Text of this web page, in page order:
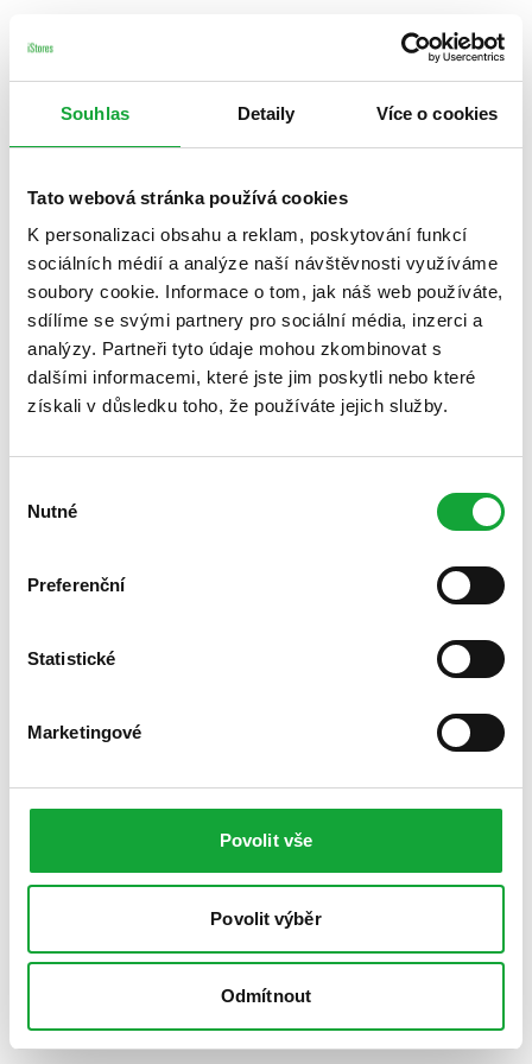
Souhlas Detaily Více o cookies
Tato webová stránka používá cookies
K personalizaci obsahu a reklam, poskytování funkcí
sociálních médií a analýze naší návštěvnosti využíváme
soubory cookie. Informace o tom, jak náš web používáte,
sdílíme se svými partnery pro sociální média, inzerci a
analýzy. Partneři tyto údaje mohou zkombinovat s
dalšími informacemi, které jste jim poskytli nebo které
získali v důsledku toho, že používáte jejich služby.
souhlasu
Nutné
Preferenční
Statistické
Marketingové
Povolit vše
Povolit výběr
Odmítnout